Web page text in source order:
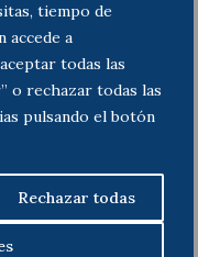
tiempo de
accede a
todas las
o rechazar todas las
pulsando el botón
Rechazar todas
realizarse en la
se generará
justificante de los
Luque, socia del